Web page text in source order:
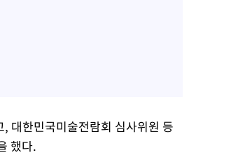
대한민국미술전람회 심사위원 등
했다.